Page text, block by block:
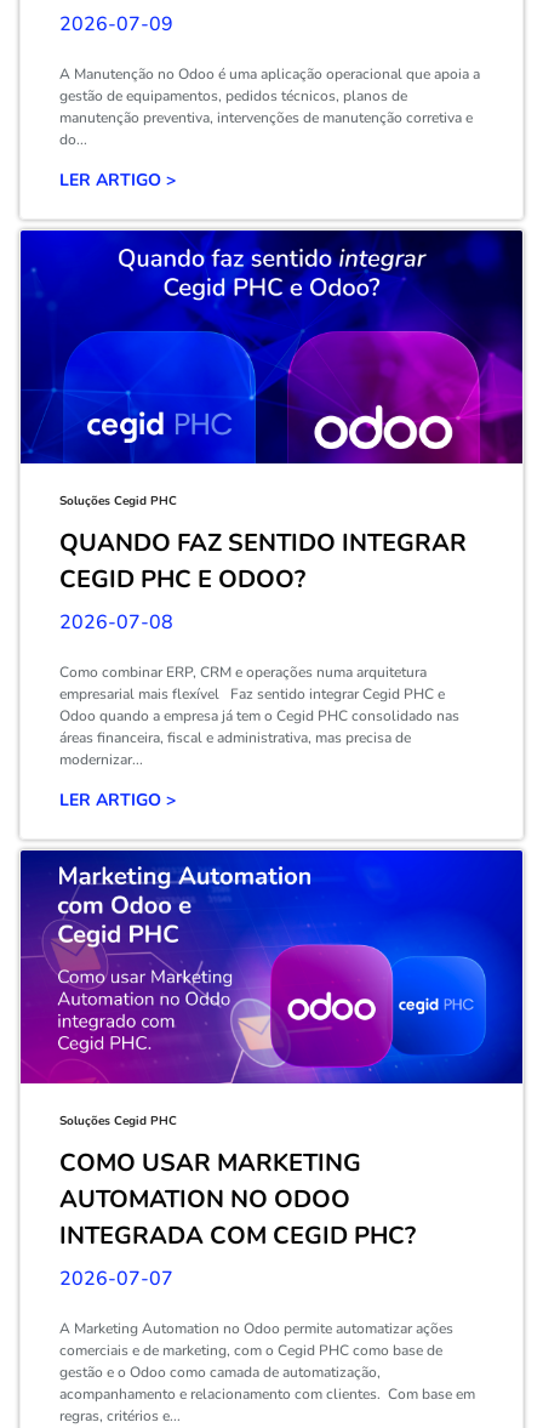
2026-07-09
A Manutenção no Odoo é uma aplicação operacional que apoia a
gestão de equipamentos, pedidos técnicos, planos de
manutenção preventiva, intervenções de manutenção corretiva e
do...
LER ARTIGO >
Soluções Cegid PHC
QUANDO FAZ SENTIDO INTEGRAR
CEGID PHC E ODOO?
2026-07-08
Como combinar ERP, CRM e operações numa arquitetura
empresarial mais flexível Faz sentido integrar Cegid PHC e
Odoo quando a empresa já tem o Cegid PHC consolidado nas
áreas financeira, fiscal e administrativa, mas precisa de
modernizar...
LER ARTIGO >
Soluções Cegid PHC
COMO USAR MARKETING
AUTOMATION NO ODOO
INTEGRADA COM CEGID PHC?
2026-07-07
A Marketing Automation no Odoo permite automatizar ações
comerciais e de marketing, com o Cegid PHC como base de
gestão e o Odoo como camada de automatização,
acompanhamento e relacionamento com clientes. Com base em
regras, critérios e...